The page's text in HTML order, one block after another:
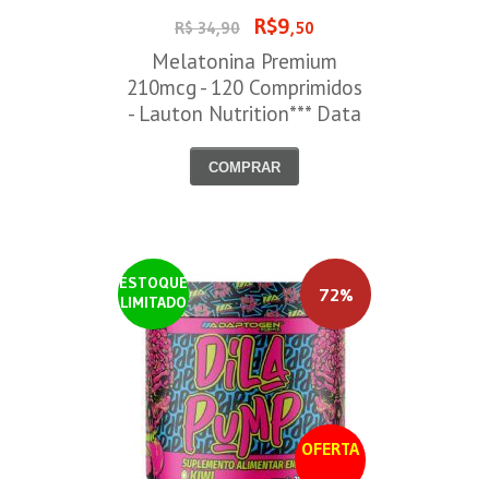
R$ 34,90 R$9,50
Melatonina Premium
210mcg - 120 Comprimidos
- Lauton Nutrition*** Data
COMPRAR
ESTOQUE
LIMITADO
OFERTA
72%